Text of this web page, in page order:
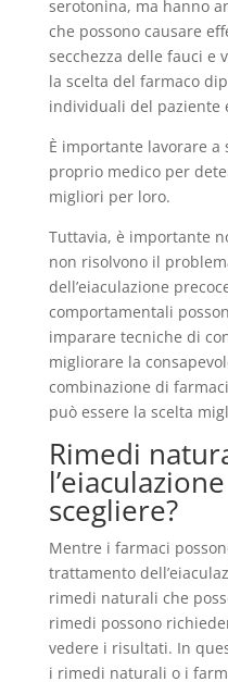
serotonina, ma hanno
che possono causare
secchezza delle fauci e
la scelta del farmaco
individuali del paziente
È importante lavorare
proprio medico per
migliori per loro.
Tuttavia, è importante
non risolvono il
dell’eiaculazione
comportamentali
imparare tecniche di
migliorare la
combinazione di
può essere la scelta
Rimedi
scegliere?
Mentre i farmaci
trattamento
rimedi naturali che
rimedi possono
vedere i risultati. In
i rimedi naturali o i